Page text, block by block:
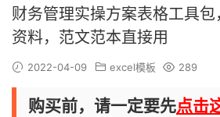
财务管理实操方案表格工具
资料，范文范本直接用
2022-04-09 excel模板 289
购买前，请一定要先点击